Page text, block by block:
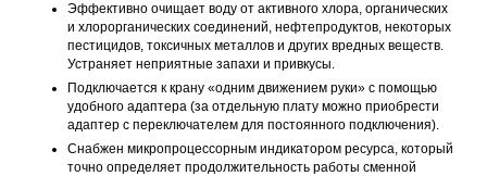
Эффективно очищает воду от активного хлора, органических
и хлорорганических соединений, нефтепродуктов, некоторых
пестицидов, токсичных металлов и других вредных веществ.
Устраняет неприятные запахи и привкусы.
Подключается к крану «одним движением руки» с помощью
удобного адаптера (за отдельную плату можно приобрести
адаптер с переключателем для постоянного подключения).
Снабжен микропроцессорным индикатором ресурса, который
точно определяет продолжительность работы сменной